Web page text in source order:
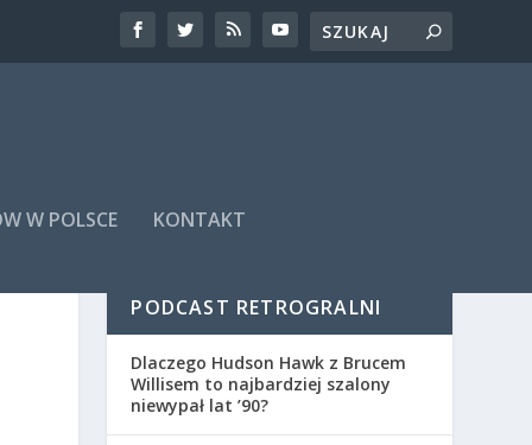
W POLSCE KONTAKT
PODCAST RETROGRALNI
Dlaczego Hudson Hawk z Brucem
Willisem to najbardziej szalony
niewypał lat ’90?